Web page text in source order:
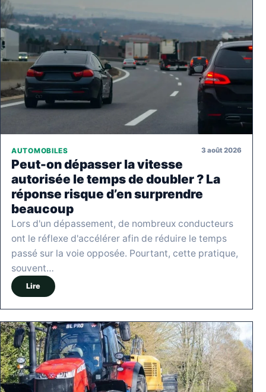
AUTOMOBILES 3 août 2026
Peut-on dépasser la vitesse
autorisée le temps de doubler ? La
réponse risque d’en surprendre
beaucoup
Lors d'un dépassement, de nombreux conducteurs
ont le réflexe d'accélérer afin de réduire le temps
passé sur la voie opposée. Pourtant, cette pratique,
souvent…
Lire